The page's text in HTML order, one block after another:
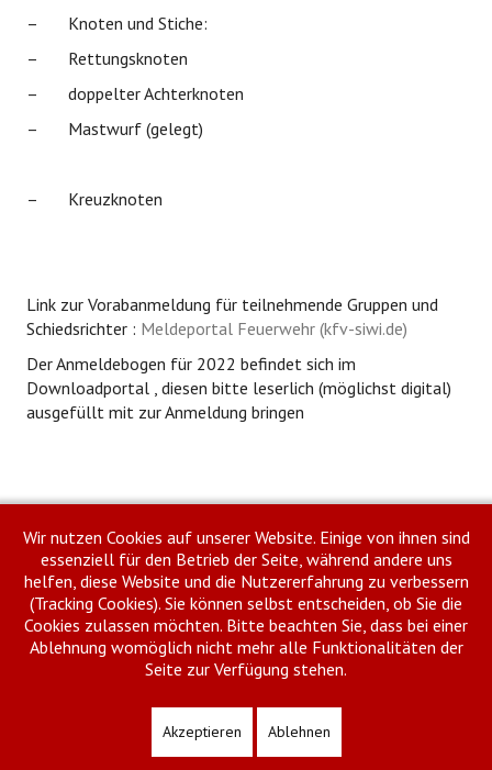
– Knoten und Stiche:
– Rettungsknoten
– doppelter Achterknoten
– Mastwurf (gelegt)
– Kreuzknoten
Link zur Vorabanmeldung für teilnehmende Gruppen und
Schiedsrichter : Meldeportal Feuerwehr (kfv-siwi.de)
Der Anmeldebogen für 2022 befindet sich im
Downloadportal , diesen bitte leserlich (möglichst digital)
ausgefüllt mit zur Anmeldung bringen
Drucken E-Mail
Zurück Weiter
Datenschutzhinweise Meldeportal Feuerwehr
Copyright © 2026 Kreisfeuerwehrverband Siegen-Wittgenstein. Alle Rechte
Wir nutzen Cookies auf unserer Website. Einige von ihnen sind
essenziell für den Betrieb der Seite, während andere uns
helfen, diese Website und die Nutzererfahrung zu verbessern
(Tracking Cookies). Sie können selbst entscheiden, ob Sie die
Cookies zulassen möchten. Bitte beachten Sie, dass bei einer
Ablehnung womöglich nicht mehr alle Funktionalitäten der
Seite zur Verfügung stehen.
Akzeptieren Ablehnen